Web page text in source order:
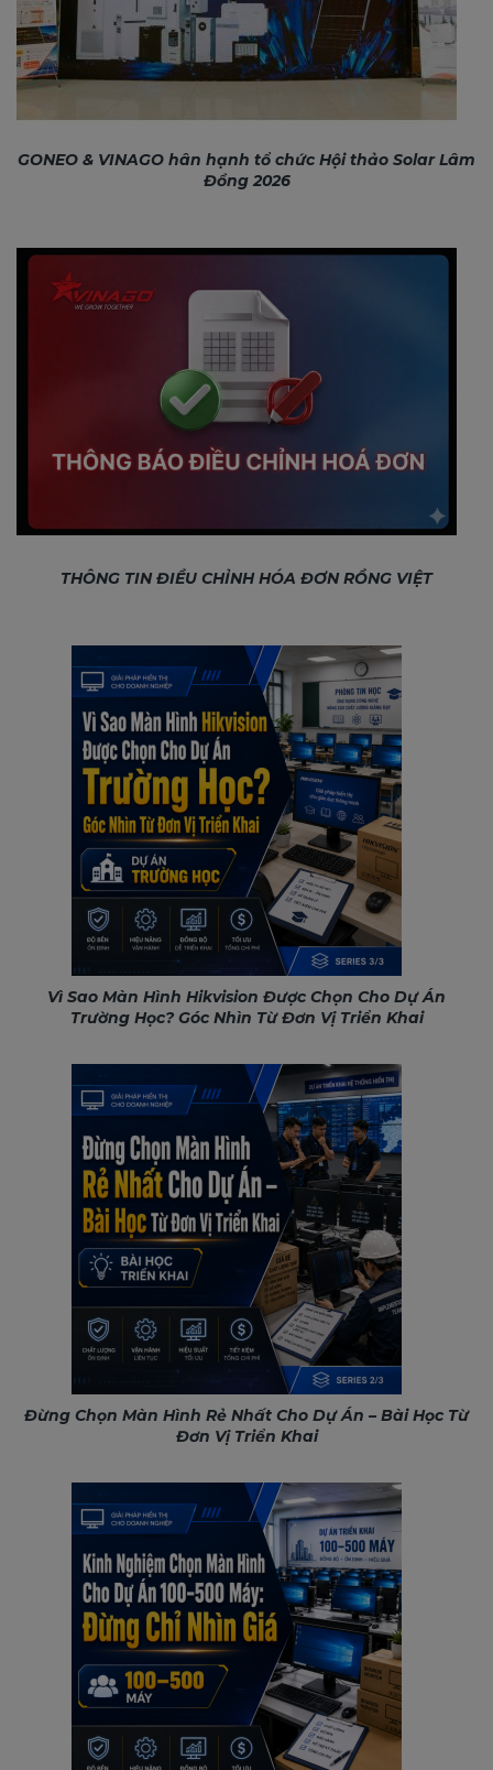
GONEO & VINAGO hân hạnh tổ chức Hội thảo Solar Lâm
Đồng 2026
THÔNG TIN ĐIỀU CHỈNH HÓA ĐƠN RỒNG VIỆT
Vì Sao Màn Hình Hikvision Được Chọn Cho Dự Án
Trường Học? Góc Nhìn Từ Đơn Vị Triển Khai
Đừng Chọn Màn Hình Rẻ Nhất Cho Dự Án – Bài Học Từ
Đơn Vị Triển Khai